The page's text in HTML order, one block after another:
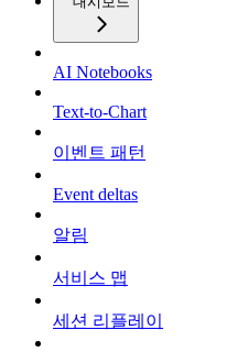
AI Notebooks
Text-to-Chart
이벤트 패턴
Event deltas
알림
서비스 맵
세션 리플레이